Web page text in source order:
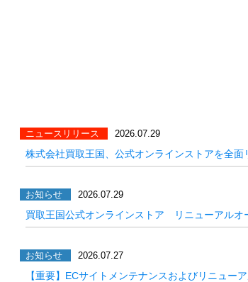
ニュースリリース 2026.07.29
株式会社買取王国、公式オンラインストアを全面
お知らせ 2026.07.29
買取王国公式オンラインストア リニューアルオ
お知らせ 2026.07.27
【重要】ECサイトメンテナンスおよびリニュー